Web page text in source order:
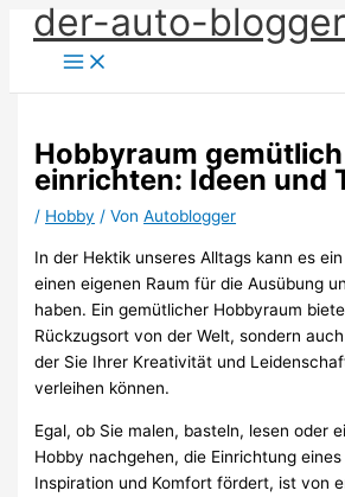
Zum
Inhalt
springen
der-auto-
Hobbyraum gemütlich
einrichten: Ideen und
/ Hobby / VonAutoblogger
In der Hektik unseres Alltags kann es
einen eigenen Raum für die Ausübung
haben. Ein gemütlicher Hobbyraum
Rückzugsort von der Welt, sondern
der Sie Ihrer Kreativität und
verleihen können.
Egal, ob Sie malen, basteln, lesen oder
Hobby nachgehen, die Einrichtung
Inspiration und Komfort fördert, ist von